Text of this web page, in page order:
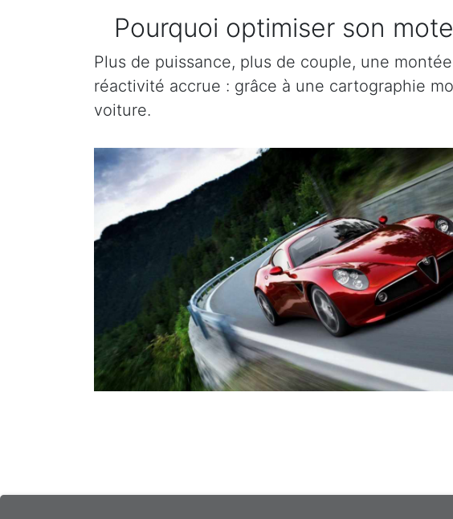
Pourquoi optimiser son
Plus de puissance, plus de couple, une
réactivité accrue : grâce à une cartographie
voiture.